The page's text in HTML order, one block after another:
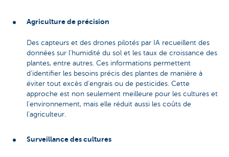
Agriculture de précision
Des capteurs et des drones pilotés par IA recueillent des
données sur l'humidité du sol et les taux de croissance des
plantes, entre autres. Ces informations permettent
d’identifier les besoins précis des plantes de manière à
éviter tout excès d'engrais ou de pesticides. Cette
approche est non seulement meilleure pour les cultures et
l'environnement, mais elle réduit aussi les coûts de
l'agriculteur.
Surveillance des cultures